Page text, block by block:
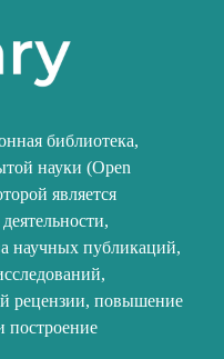
библиотека,
науки (Open
является
научных публикаций,
рецензии, повышение
построение